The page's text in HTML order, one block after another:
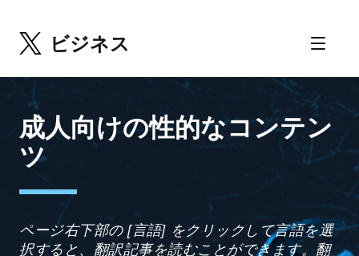
ビジネス
成人向けの性的なコンテン
ツ
ページ右下部の [言語] をクリックして言語を選
択すると、翻訳記事を読むことができます。翻